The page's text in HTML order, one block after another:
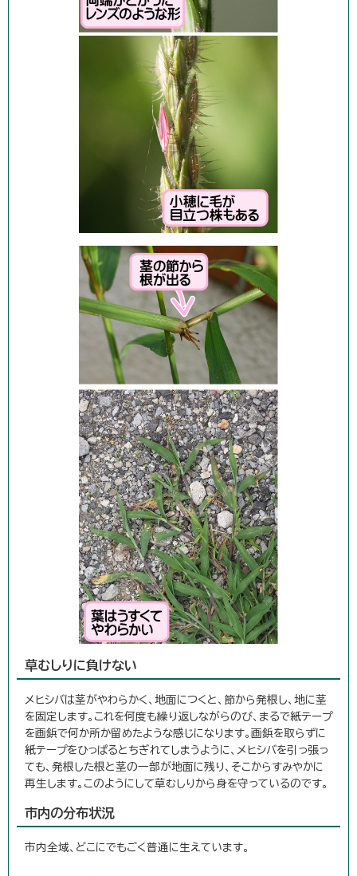
草むしりに負けない
メヒシバは茎がやわらかく、地面につくと、節から発根し、地に茎
を固定します。これを何度も繰り返しながらのび、まるで紙テープ
を画鋲で何か所か留めたような感じになります。画鋲を取らずに
紙テープをひっぱるとちぎれてしまうように、メヒシバを引っ張っ
ても、発根した根と茎の一部が地面に残り、そこからすみやかに
再生します。このようにして草むしりから身を守っているのです。
市内の分布状況
市内全域、どこにでもごく普通に生えています。